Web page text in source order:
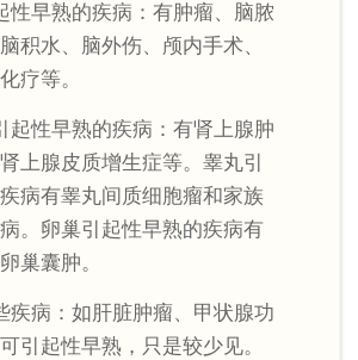
性早熟的疾病：有肿瘤、脑脓
积水、脑外伤、颅内手术、
疗等。
起性早熟的疾病：有肾上腺肿
上腺皮质增生症等。睾丸引
病有睾丸间质细胞瘤和家族
。卵巢引起性早熟的疾病有
巢囊肿。
疾病：如肝脏肿瘤、甲状腺功
引起性早熟，只是较少见。